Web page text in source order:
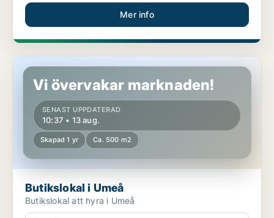
Mer info
Butikslokal i Umeå
Vi övervakar marknaden!
SENAST UPPDATERAD
10:37 • 13 aug.
Skapad 1 yr Ca. 500 m2
Butikslokal i Umeå
Butikslokal att hyra i Umeå